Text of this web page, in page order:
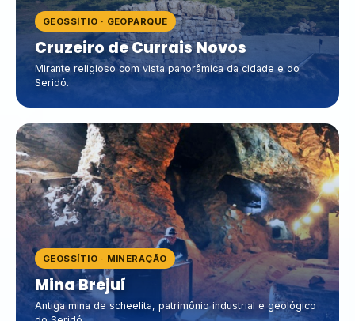
GEOSSÍTIO · GEOPARQUE
Cruzeiro de Currais Novos
Mirante religioso com vista panorâmica da cidade e do
Seridó.
GEOSSÍTIO · MINERAÇÃO
Mina Brejuí
Antiga mina de scheelita, patrimônio industrial e geológico